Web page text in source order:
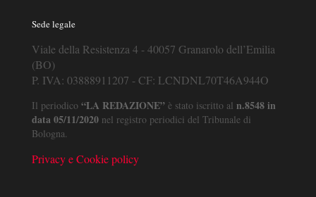
Sede legale
Viale della Resistenza 4 - 40057 Granarolo dell’Emilia
(BO)
P. IVA: 03888911207 - CF: LCNDNL70T46A944O
Il periodico “LA REDAZIONE” è stato iscritto al n.8548 in
data 05/11/2020 nel registro periodici del Tribunale di
Bologna.
Privacy e Cookie policy